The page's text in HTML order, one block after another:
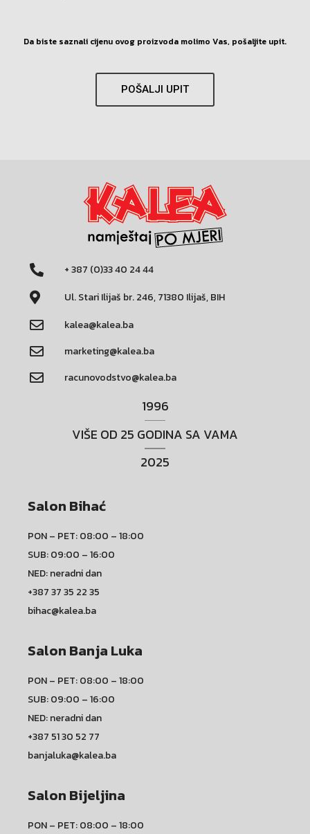
Da biste saznali cijenu ovog proizvoda molimo Vas, pošaljite upit.
POŠALJI UPIT
+ 387 (0)33 40 24 44
Ul. Stari Ilijaš br. 246, 71380 Ilijaš, BIH
kalea@kalea.ba
marketing@kalea.ba
racunovodstvo@kalea.ba
1996
VIŠE OD 25 GODINA SA VAMA
2025
Salon Bihać
PON – PET: 08:00 – 18:00
SUB: 09:00 – 16:00
NED: neradni dan
+387 37 35 22 35
bihac@kalea.ba
Salon Banja Luka
PON – PET: 08:00 – 18:00
SUB: 09:00 – 16:00
NED: neradni dan
+387 51 30 52 77
banjaluka@kalea.ba
Salon Bijeljina
PON – PET: 08:00 – 18:00